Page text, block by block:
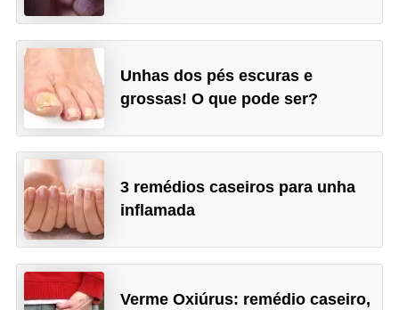
Unhas dos pés escuras e
grossas! O que pode ser?
3 remédios caseiros para unha
inflamada
Verme Oxiúrus: remédio caseiro,